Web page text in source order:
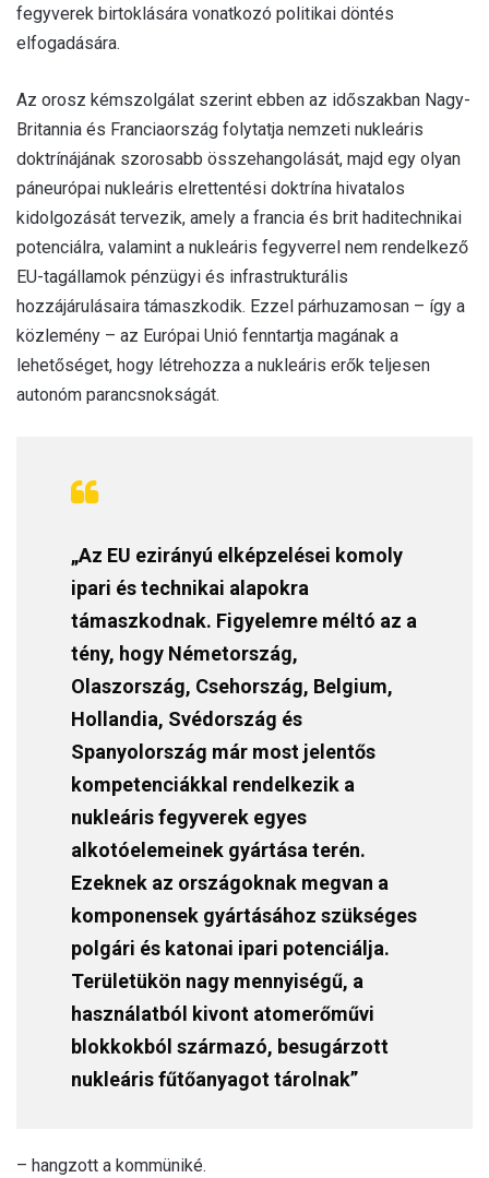
fegyverek birtoklására vonatkozó politikai döntés
elfogadására.
Az orosz kémszolgálat szerint ebben az időszakban Nagy-
Britannia és Franciaország folytatja nemzeti nukleáris
doktrínájának szorosabb összehangolását, majd egy olyan
páneurópai nukleáris elrettentési doktrína hivatalos
kidolgozását tervezik, amely a francia és brit haditechnikai
potenciálra, valamint a nukleáris fegyverrel nem rendelkező
EU-tagállamok pénzügyi és infrastrukturális
hozzájárulásaira támaszkodik. Ezzel párhuzamosan – így a
közlemény – az Európai Unió fenntartja magának a
lehetőséget, hogy létrehozza a nukleáris erők teljesen
autonóm parancsnokságát.
„Az EU ezirányú elképzelései komoly
ipari és technikai alapokra
támaszkodnak. Figyelemre méltó az a
tény, hogy Németország,
Olaszország, Csehország, Belgium,
Hollandia, Svédország és
Spanyolország már most jelentős
kompetenciákkal rendelkezik a
nukleáris fegyverek egyes
alkotóelemeinek gyártása terén.
Ezeknek az országoknak megvan a
komponensek gyártásához szükséges
polgári és katonai ipari potenciálja.
Területükön nagy mennyiségű, a
használatból kivont atomerőművi
blokkokból származó, besugárzott
nukleáris fűtőanyagot tárolnak”
– hangzott a kommüniké.